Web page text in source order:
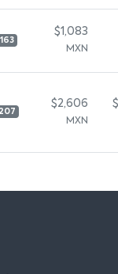
163
$1,083
MXN
207
$2,606
MXN